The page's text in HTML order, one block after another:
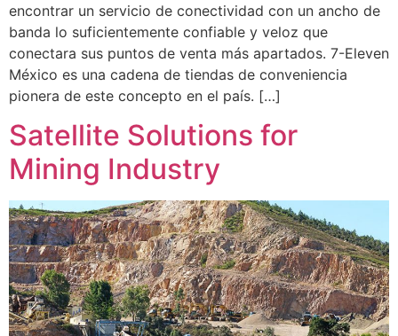
encontrar un servicio de conectividad con un ancho de
banda lo suficientemente confiable y veloz que
conectara sus puntos de venta más apartados. 7-Eleven
México es una cadena de tiendas de conveniencia
pionera de este concepto en el país. […]
Satellite Solutions for
Mining Industry